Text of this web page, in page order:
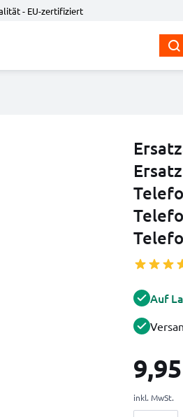
- EU-zertifiziert
Auf
inkl. MwSt.